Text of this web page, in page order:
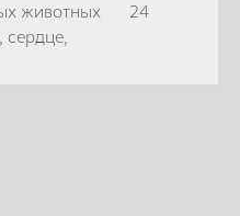
животных
сердце,
24